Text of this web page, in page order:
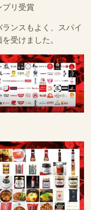
プリ受賞
ランスもよく、スパイ
受けました。